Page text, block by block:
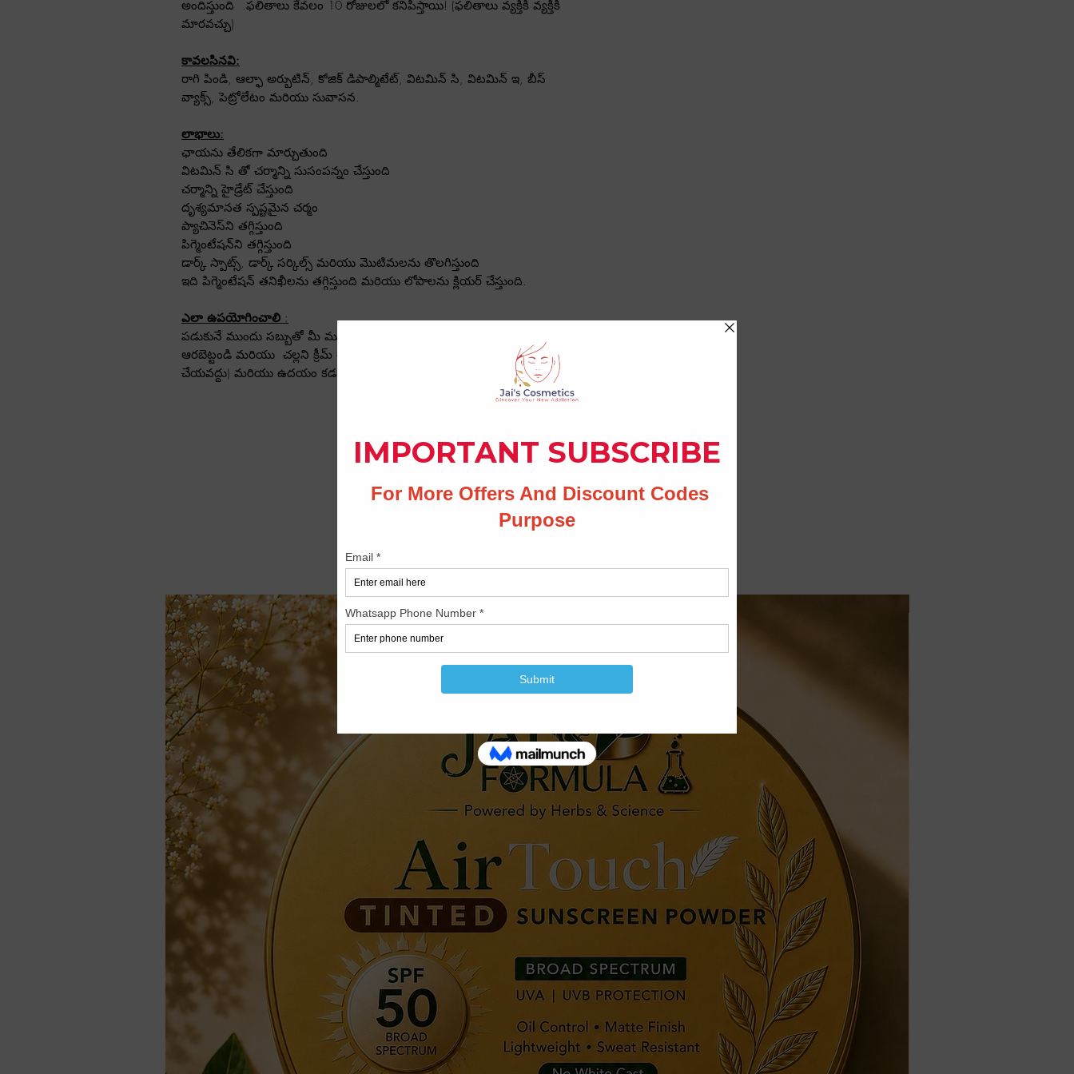
అందిస్తుంది
.ఫలితాలు కేవలం 10 రోజులలో కనిపిస్తాయి! (ఫలితాలు వ్యక్తికి వ్యక్తికి
మారవచ్చు)
కావలసినవి:
రాగి పిండి, ఆల్ఫా అర్బుటిన్, కోజిక్ డిపాల్మిటేట్, విటమిన్ సి, విటమిన్ ఇ, బీస్
వ్యాక్స్, పెట్రోలేటం మరియు సువాసన.
లాభాలు:
ఛాయను తేలికగా మార్చుతుంది
విటమిన్ సి తో చర్మాన్ని సుసంపన్నం చేస్తుంది
చర్మాన్ని హైడ్రేట్ చేస్తుంది
దృశ్యమానత స్పష్టమైన చర్మం
ప్యాచినెస్‌ని తగ్గిస్తుంది
పిగ్మెంటేషన్‌ని తగ్గిస్తుంది
డార్క్ స్పాట్స్, డార్క్ సర్కిల్స్ మరియు మొటిమలను తొలగిస్తుంది
ఇది పిగ్మెంటేషన్ తనిఖీలను తగ్గిస్తుంది మరియు లోపాలను క్లియర్ చేస్తుంది.
ఎలా ఉపయోగించాలి :
పడుకునే ముందు సబ్బుతో మీ ముఖాన్ని సున్నితంగా కడుక్కోండి మరియు టవల్ తో
ఆరబెట్టండి మరియు చల్లని క్రీమ్ రాయండి రోజువారీ రాత్రి ముఖం అంతా (మసాజ్
చేయవద్దు) మరియు ఉదయం కడగాలి.
Leave a Review